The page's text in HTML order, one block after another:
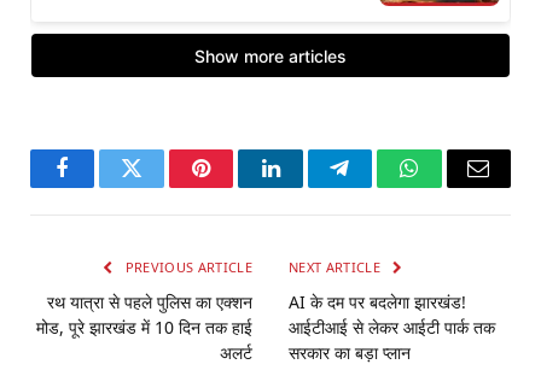
FacebookTwitter PinterestLinkedInTelegramWhatsApp
Email
PREVIOUS ARTICLE
रथ यात्रा से पहले पुलिस का एक्शन
मोड, पूरे झारखंड में 10 दिन तक हाई
अलर्ट
NEXT ARTICLE
AI के दम पर बदलेगा झारखंड!
आईटीआई से लेकर आईटी पार्क तक
सरकार का बड़ा प्लान